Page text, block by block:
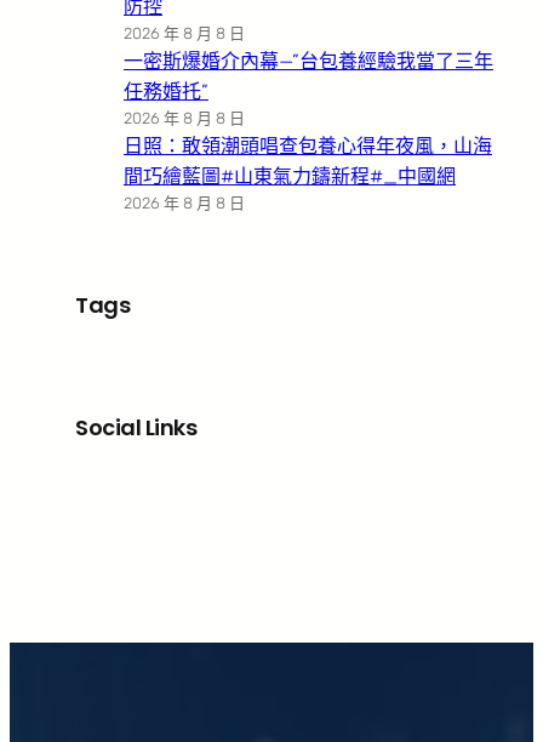
防控
2026 年 8 月 8 日
一密斯爆婚介內幕—”台包養經驗我當了三年
任務婚托”
2026 年 8 月 8 日
日照：敢領潮頭唱查包養心得年夜風，山海
間巧繪藍圖#山東氣力鑄新程#_中國網
2026 年 8 月 8 日
Tags
Social Links